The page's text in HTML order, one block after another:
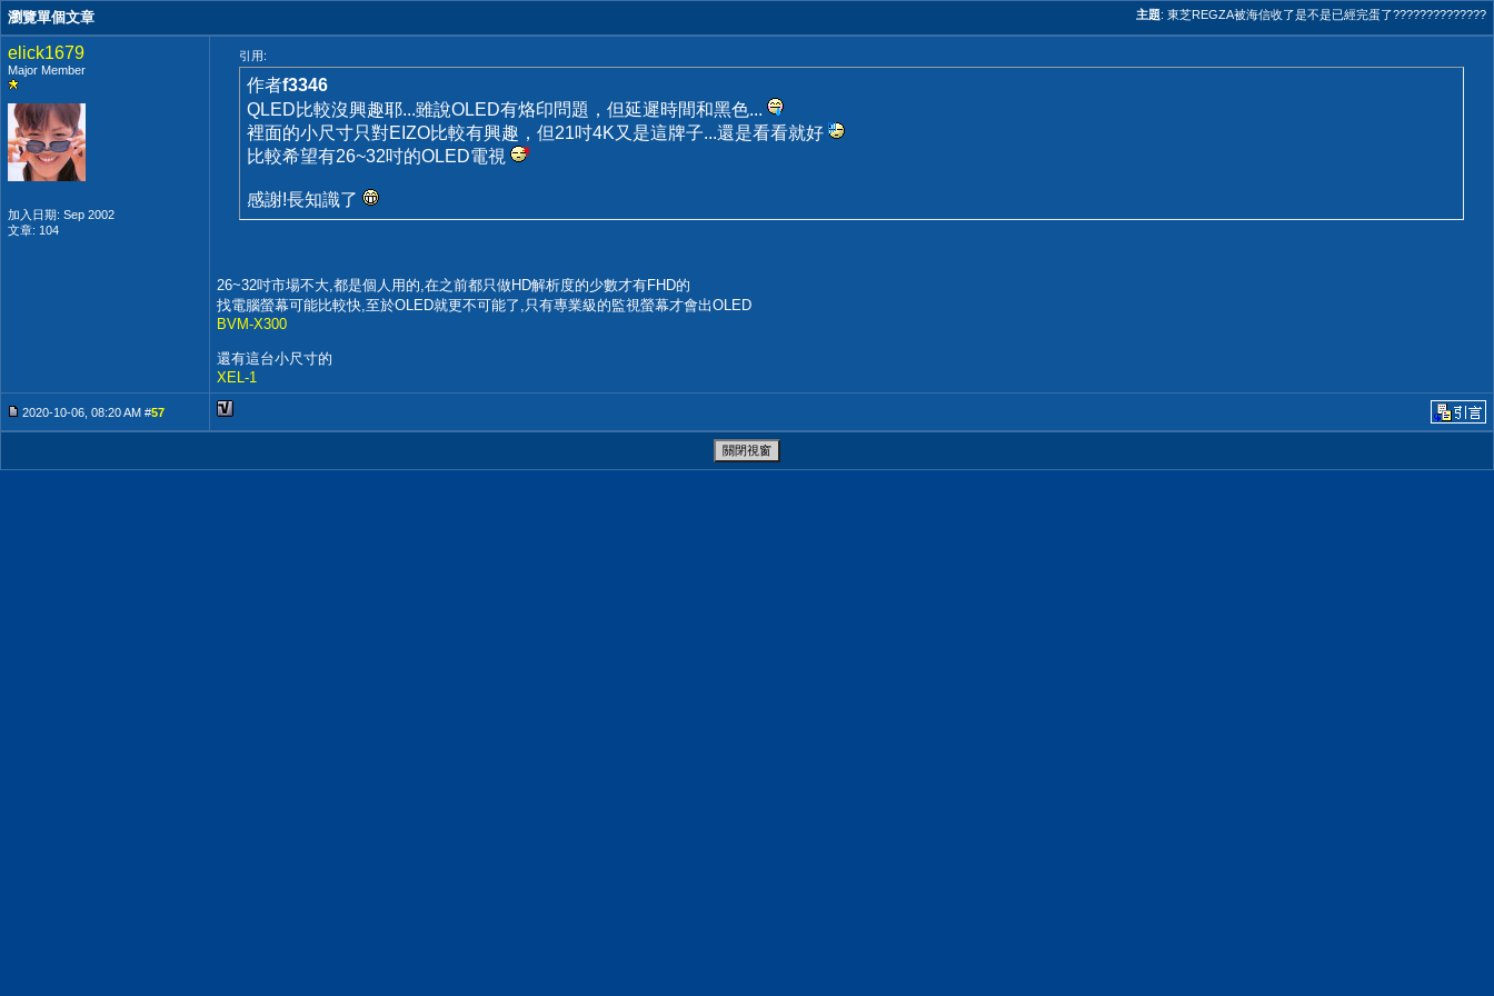
主題: 東芝REGZA被海信收了是不是已經完蛋了??????????????
瀏覽單個文章
elick1679
Major Member
加入日期: Sep 2002
文章: 104
引用:
作者f3346
QLED比較沒興趣耶...雖說OLED有烙印問題，但延遲時間和黑色...
裡面的小尺寸只對EIZO比較有興趣，但21吋4K又是這牌子...還是看看就好
比較希望有26~32吋的OLED電視
感謝!長知識了
26~32吋市場不大,都是個人用的,在之前都只做HD解析度的少數才有FHD的
找電腦螢幕可能比較快,至於OLED就更不可能了,只有專業級的監視螢幕才會出OLED
BVM-X300
還有這台小尺寸的
XEL-1
2020-10-06, 08:20 AM #57